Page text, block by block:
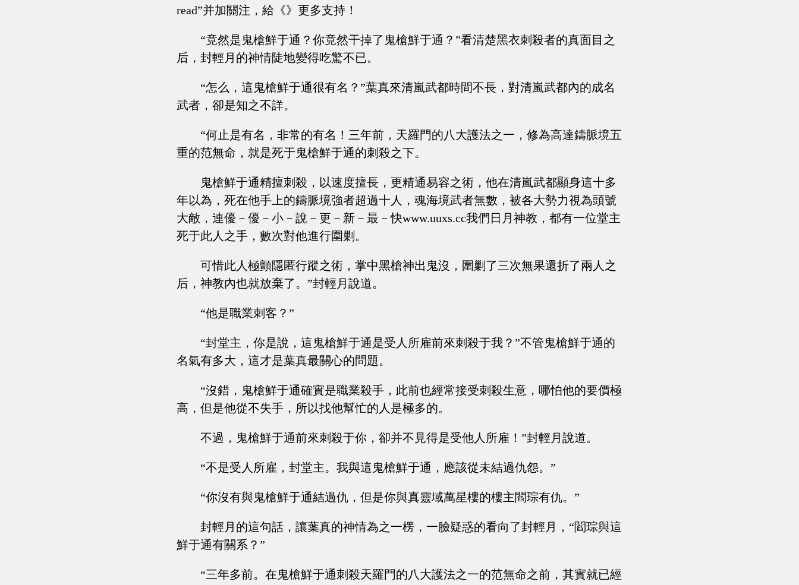
read”并加關注，給《》更多支持！
“竟然是鬼槍鮮于通？你竟然干掉了鬼槍鮮于通？”看清楚黑衣刺殺者的真面目之
后，封輕月的神情陡地變得吃驚不已。
“怎么，這鬼槍鮮于通很有名？”葉真來清嵐武都時間不長，對清嵐武都內的成名
武者，卻是知之不詳。
“何止是有名，非常的有名！三年前，天羅門的八大護法之一，修為高達鑄脈境五
重的范無命，就是死于鬼槍鮮于通的刺殺之下。
鬼槍鮮于通精擅刺殺，以速度擅長，更精通易容之術，他在清嵐武都顯身這十多
年以為，死在他手上的鑄脈境強者超過十人，魂海境武者無數，被各大勢力視為頭號
大敵，連優－優－小－說－更－新－最－快www.uuxs.cc我們日月神教，都有一位堂主
死于此人之手，數次對他進行圍剿。
可惜此人極顫隱匿行蹤之術，掌中黑槍神出鬼沒，圍剿了三次無果還折了兩人之
后，神教內也就放棄了。”封輕月說道。
“他是職業刺客？”
“封堂主，你是說，這鬼槍鮮于通是受人所雇前來刺殺于我？”不管鬼槍鮮于通的
名氣有多大，這才是葉真最關心的問題。
“沒錯，鬼槍鮮于通確實是職業殺手，此前也經常接受刺殺生意，哪怕他的要價極
高，但是他從不失手，所以找他幫忙的人是極多的。
不過，鬼槍鮮于通前來刺殺于你，卻并不見得是受他人所雇！”封輕月說道。
“不是受人所雇，封堂主。我與這鬼槍鮮于通，應該從未結過仇怨。”
“你沒有與鬼槍鮮于通結過仇，但是你與真靈域萬星樓的樓主閻琮有仇。”
封輕月的這句話，讓葉真的神情為之一楞，一臉疑惑的看向了封輕月，“閻琮與這
鮮于通有關系？”
“三年多前。在鬼槍鮮于通刺殺天羅門的八大護法之一的范無命之前，其實就已經